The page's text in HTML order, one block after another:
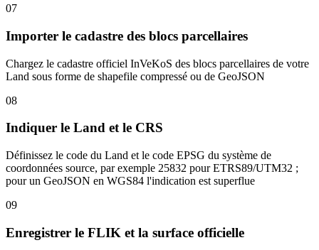
07
Importer le cadastre des blocs parcellaires
Chargez le cadastre officiel InVeKoS des blocs parcellaires de votre
Land sous forme de shapefile compressé ou de GeoJSON
08
Indiquer le Land et le CRS
Définissez le code du Land et le code EPSG du système de
coordonnées source, par exemple 25832 pour ETRS89/UTM32 ;
pour un GeoJSON en WGS84 l'indication est superflue
09
Enregistrer le FLIK et la surface officielle